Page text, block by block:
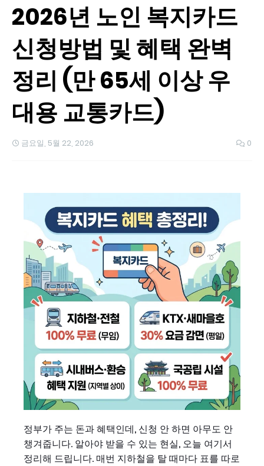
2026년 노인 복지카드
신청방법 및 혜택 완벽
정리 (만 65세 이상 우
대용 교통카드)
금요일, 5월 22, 2026 0
정부가 주는 돈과 혜택인데, 신청 안 하면 아무도 안
챙겨줍니다. 알아야 받을 수 있는 현실, 오늘 여기서
정리해 드립니다. 매번 지하철을 탈 때마다 표를 따로